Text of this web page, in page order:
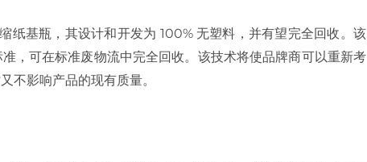
基瓶，其设计和开发为 100% 无塑料，并有望完全回收。该
，可在标准废物流中完全回收。该技术将使品牌商可以重新考
不影响产品的现有质量。